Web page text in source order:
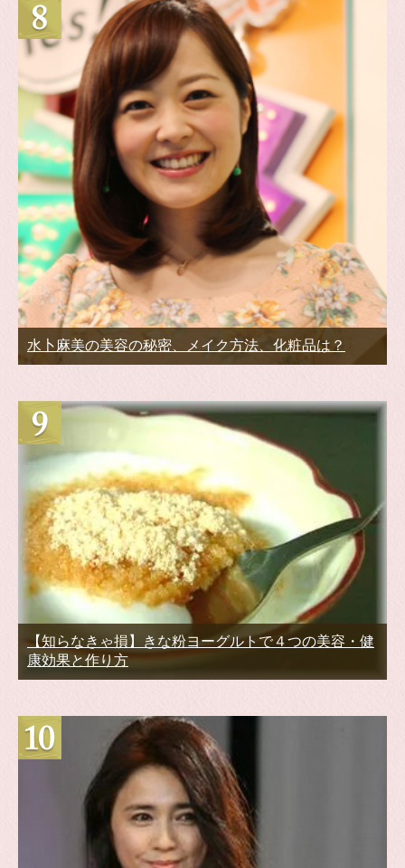
水卜麻美の美容の秘密、メイク方法、化粧品は？
【知らなきゃ損】きな粉ヨーグルトで４つの美容・健
康効果と作り方